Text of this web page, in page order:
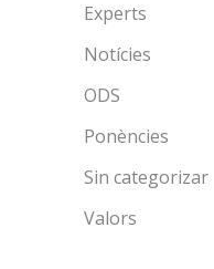
Experts
Notícies
ODS
Ponències
Sin categorizar
Valors